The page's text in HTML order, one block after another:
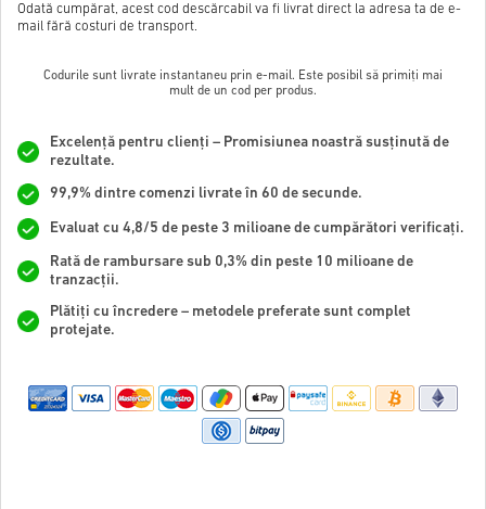
Odată cumpărat, acest cod descărcabil va fi livrat direct la adresa ta de e-
mail fără costuri de transport.
Codurile sunt livrate instantaneu prin e-mail. Este posibil să primiți mai
mult de un cod per produs.
Excelență pentru clienți – Promisiunea noastră susținută de
rezultate.
99,9% dintre comenzi livrate în 60 de secunde.
Evaluat cu 4,8/5 de peste 3 milioane de cumpărători verificați.
Rată de rambursare sub 0,3% din peste 10 milioane de
tranzacții.
Plătiți cu încredere – metodele preferate sunt complet
protejate.